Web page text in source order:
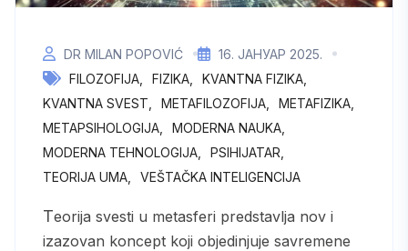
DR MILAN POPOVIĆ
16. ЈАНУАР 2025.
FILOZOFIJA
FIZIKA
KVANTNA FIZIKA
KVANTNA SVEST
METAFILOZOFIJA
METAFIZIKA
METAPSIHOLOGIJA
MODERNA NAUKA
MODERNA TEHNOLOGIJA
PSIHIJATAR
TEORIJA UMA
VEŠTAČKA INTELIGENCIJA
Teorija svesti u metasferi predstavlja nov i
izazovan koncept koji objedinjuje savremene